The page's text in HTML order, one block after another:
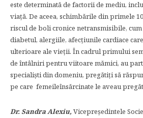
este determinată de factorii de mediu,
viață. De aceea, schimbările din primele
riscul de boli cronice netransmisibile,
diabetul, alergiile, afecțiunile cardiace
ulterioare ale vieții. În cadrul primului
de întâlniri pentru viitoare mămici, au
specialişti din domeniu, pregătiţi să
pe care femeileînsărcinate le aveau
Dr. Sandra Alexiu, Vicepreşedintele